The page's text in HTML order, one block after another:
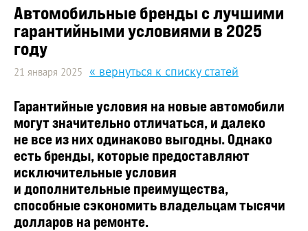
Автомобильные бренды с лучшими
гарантийными условиями в 2025
году
21 января 2025 « вернуться к списку статей
Гарантийные условия на новые автомобили
могут значительно отличаться, и далеко
не все из них одинаково выгодны. Однако
есть бренды, которые предоставляют
исключительные условия
и дополнительные преимущества,
способные сэкономить владельцам тысячи
долларов на ремонте.